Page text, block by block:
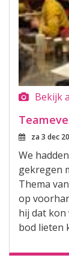
Bekijk
za 3 dec
We
gekregen
Thema
op
hij dat kon
bod lieten